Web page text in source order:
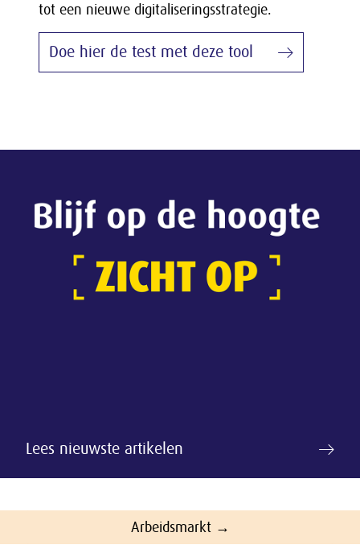
tot een nieuwe digitaliseringsstrategie.
Doe hier de test met deze tool
Lees nieuwste artikelen
Arbeidsmarkt →